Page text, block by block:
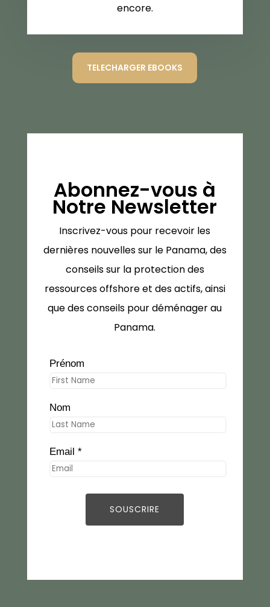
encore.
TELECHARGER EBOOKS
Abonnez-vous à
Notre Newsletter
Inscrivez-vous pour recevoir les
dernières nouvelles sur le Panama, des
conseils sur la protection des
ressources offshore et des actifs, ainsi
que des conseils pour déménager au
Panama.
Prénom
Nom
Email *